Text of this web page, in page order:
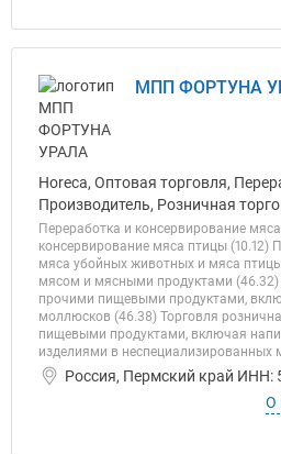
МПП ФОРТУНА
Horeca, Оптовая торговля,
Производитель, Розничная
Переработка и консервирование
консервирование мяса птицы (10.12)
мяса убойных животных и мяса
мясом и мясными продуктами (46.32)
прочими пищевыми продуктами,
моллюсков (46.38) Торговля
пищевыми продуктами, включая
изделиями в неспециализированных
Россия, Пермский край ИНН:
О